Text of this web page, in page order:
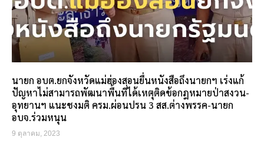
นายก อบต.ยกจังหวัดแม่ฮ่องสอนยื่นหนังสือถึงนายกฯ เร่งแก้
ปัญหาไม่สามารถพัฒนาพื้นที่ได้เหตุติดข้อกฎหมายป่าสงวน-
อุทยานฯ แนะชงมติ ครม.ผ่อนปรน 3 สส.ต่างพรรค-นายก
อบจ.ร่วมหนุน
9 ตุลาคม, 2023